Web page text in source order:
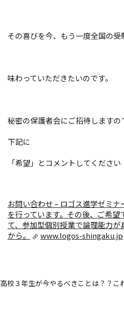
その喜びを今、もう一度全国の
味わっていただきたいのです。
秘密の保護者会にご招待しますの
下記に
「希望」とコメントしてください
お問い合わせ – ロゴス進学ゼミナ
を行っています。その後、ご希
て、参加型個別授業で論理能力
から。
www.logos-shingaku.jp
高校３年生が今やるべきことは？？こ